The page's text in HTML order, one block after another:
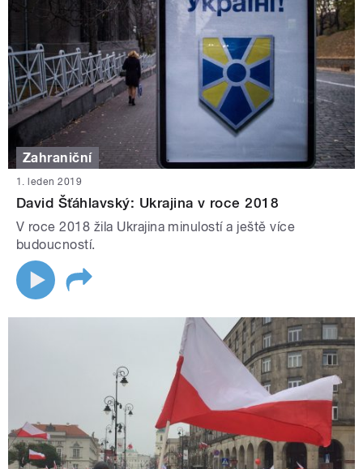
Zahraniční
1. leden 2019
David Šťáhlavský: Ukrajina v roce 2018
V roce 2018 žila Ukrajina minulostí a ještě více
budoucností.